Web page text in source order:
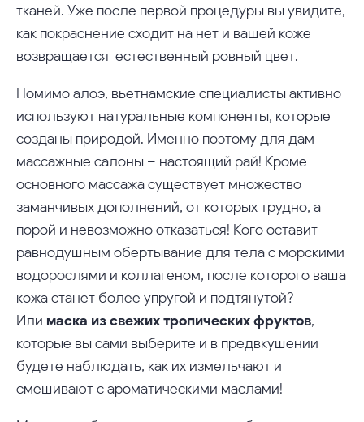
тканей. Уже после первой процедуры вы увидите,
как покраснение сходит на нет и вашей коже
возвращается естественный ровный цвет.
Помимо алоэ, вьетнамские специалисты активно
используют натуральные компоненты, которые
созданы природой. Именно поэтому для дам
массажные салоны – настоящий рай! Кроме
основного массажа существует множество
заманчивых дополнений, от которых трудно, а
порой и невозможно отказаться! Кого оставит
равнодушным обертывание для тела с морскими
водорослями и коллагеном, после которого ваша
кожа станет более упругой и подтянутой?
Или маска из свежих тропических фруктов,
которые вы сами выберите и в предвкушении
будете наблюдать, как их измельчают и
смешивают с ароматическими маслами!